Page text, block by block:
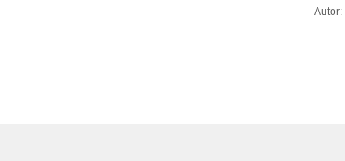
Autor: